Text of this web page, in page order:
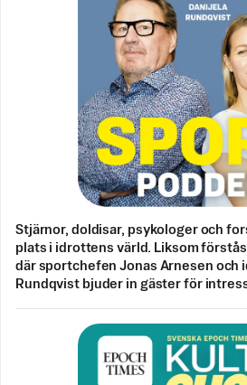
Stjärnor, doldisar, psykologer och
plats i idrottens värld. Liksom
där sportchefen Jonas Arnesen och
Rundqvist bjuder in gäster för